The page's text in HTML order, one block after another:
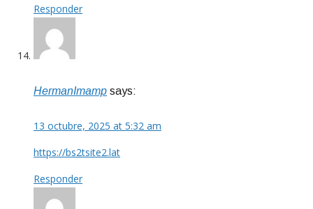
Responder
HermanImamp says:
13 octubre, 2025 at 5:32 am
https://bs2tsite2.lat
Responder